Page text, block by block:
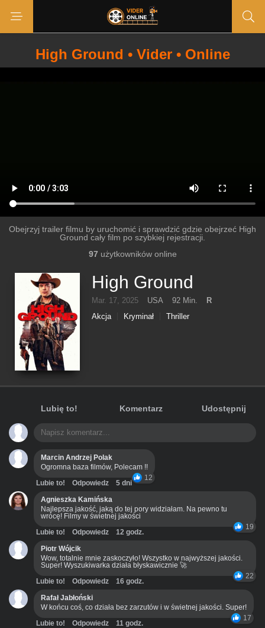
High Ground • Vider • Online
Obejrzyj trailer filmu by uruchomić i sprawdzić gdzie obejrzeć High
Ground cały film po szybkiej rejestracji.
97 użytkowników online
High Ground
Mar. 17, 2025 USA 92 Min.
R
Akcja
Kryminał Thriller
Lubię to! Komentarz Udostępnij
Marcin Andrzej Polak
Ogromna baza filmów, Polecam !!
12
Lubie to! Odpowiedz
5 dni
Agnieszka Kamińska
Najlepsza jakość, jaką do tej pory widziałam. Na pewno tu
wrócę! Filmy w świetnej jakości
19
Lubie to! Odpowiedz
12 godz.
Piotr Wójcik
Wow, totalnie mnie zaskoczyło! Wszystko w najwyższej jakości.
Super! Wyszukiwarka działa błyskawicznie 🚀
22
Lubie to! Odpowiedz
16 godz.
Rafał Jabłoński
W końcu coś, co działa bez zarzutów i w świetnej jakości. Super!
17
Lubie to! Odpowiedz 11 godz.